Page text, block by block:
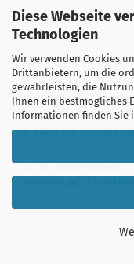
Diese Webseite
Technologien
Wir verwenden Cookies
Drittanbietern, um die
gewährleisten, die
Ihnen ein bestmögliches
Informationen finden Sie
Beru Zündung
Bus T1 T2a T2b Typ4
elektronische